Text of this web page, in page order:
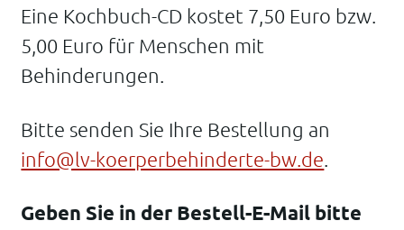
Eine Kochbuch-CD kostet 7,50 Euro bzw.
5,00 Euro für Menschen mit
Behinderungen.
Bitte senden Sie Ihre Bestellung an
info@lv-koerperbehinderte-bw.de
Geben Sie in der Bestell-E-Mail bitte